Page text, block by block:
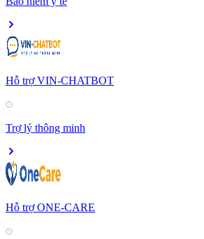
Hỗ trợ VIN-CHATBOT
Trợ lý thông minh
Hỗ trợ ONE-CARE